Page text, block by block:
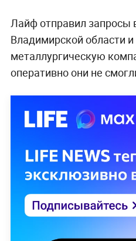
Лайф отправил запросы
Владимирской области
металлургическую
оперативно они не